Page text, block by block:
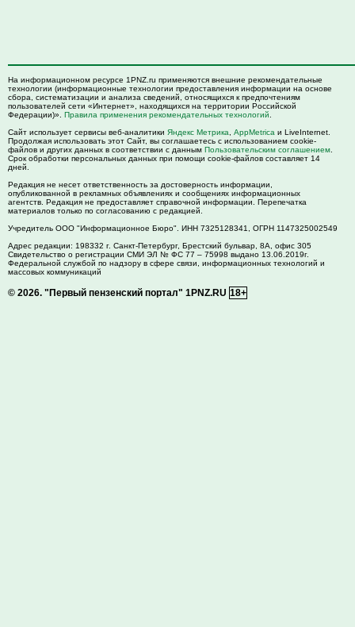
На информационном ресурсе 1PNZ.ru применяются внешние рекомендательные
технологии (информационные технологии предоставления информации на основе
сбора, систематизации и анализа сведений, относящихся к предпочтениям
пользователей сети «Интернет», находящихся на территории Российской
Федерации)». Правила применения рекомендательных технологий
Сайт использует сервисы веб-аналитики Яндекс Метрика AppMetrica и LiveInternet.
Продолжая использовать этот Сайт, вы соглашаетесь с использованием cookie-
файлов и других данных в соответствии с данным Пользовательским соглашением
Срок обработки персональных данных при помощи cookie-файлов составляет 14
дней.
Редакция не несет ответственность за достоверность информации,
опубликованной в рекламных объявлениях и сообщениях информационных
агентств. Редакция не предоставляет справочной информации. Перепечатка
материалов только по согласованию с редакцией.
Учредитель ООО "Информационное Бюро". ИНН 7325128341, ОГРН 1147325002549
Адрес редакции: 198332 г. Санкт-Петербург, Брестский бульвар, 8А, офис 305
Свидетельство о регистрации СМИ ЭЛ № ФС 77 – 75998 выдано 13.06.2019г.
Федеральной службой по надзору в сфере связи, информационных технологий и
массовых коммуникаций
© 2026. "Первый пензенский портал" 1PNZ.RU 18+